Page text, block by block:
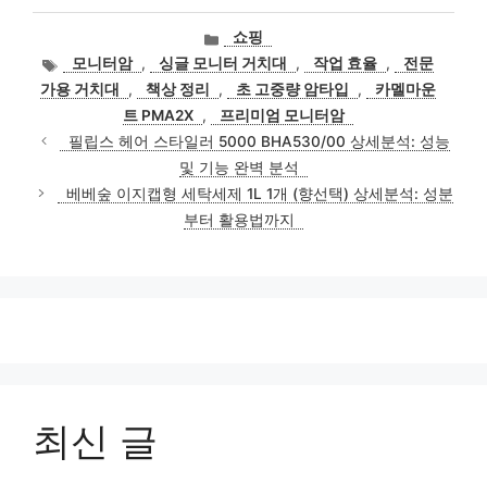
카
테
고
리
쇼핑
태
그
모니터암 , 싱글 모니터 거치대 , 작업 효율 ,
전문
가용 거치대
, 책상 정리 , 초 고중량 암타입 ,
카멜마운
트 PMA2X ,
프리미엄 모니터암
필립스 헤어 스타일러 5000 BHA530/00 상세분석: 성능
및 기능 완벽 분석
베베숲 이지캡형 세탁세제 1L 1개 (향선택) 상세분석: 성분
부터 활용법까지
최신 글